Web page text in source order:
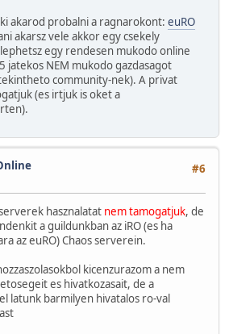
akarod probalni a ragnarokont: euRO
akarsz vele akkor egy csekely
egy rendesen mukodo online
jatekos NEM mukodo gazdasagot
community-nek). A privat
(es irtjuk is oket a
#6
hasznalatat nem tamogatjuk, de
a guildunkban az iRO (es ha
az euRO) Chaos serverein.
kicenzurazom a nem
es hivatkozasait, de a
latunk barmilyen hivatalos ro-val